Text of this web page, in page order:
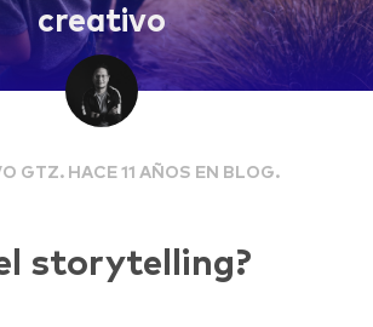
creativo
GTZ. HACE 11 AÑOS EN BLOG.
storytelling?